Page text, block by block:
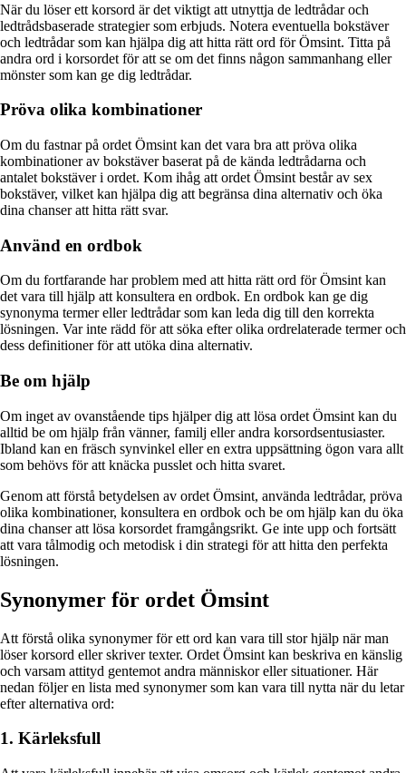
När du löser ett korsord är det viktigt att utnyttja de ledtrådar och
ledtrådsbaserade strategier som erbjuds. Notera eventuella bokstäver
och ledtrådar som kan hjälpa dig att hitta rätt ord för Ömsint. Titta på
andra ord i korsordet för att se om det finns någon sammanhang eller
mönster som kan ge dig ledtrådar.
Pröva olika kombinationer
Om du fastnar på ordet Ömsint kan det vara bra att pröva olika
kombinationer av bokstäver baserat på de kända ledtrådarna och
antalet bokstäver i ordet. Kom ihåg att ordet Ömsint består av sex
bokstäver, vilket kan hjälpa dig att begränsa dina alternativ och öka
dina chanser att hitta rätt svar.
Använd en ordbok
Om du fortfarande har problem med att hitta rätt ord för Ömsint kan
det vara till hjälp att konsultera en ordbok. En ordbok kan ge dig
synonyma termer eller ledtrådar som kan leda dig till den korrekta
lösningen. Var inte rädd för att söka efter olika ordrelaterade termer och
dess definitioner för att utöka dina alternativ.
Be om hjälp
Om inget av ovanstående tips hjälper dig att lösa ordet Ömsint kan du
alltid be om hjälp från vänner, familj eller andra korsordsentusiaster.
Ibland kan en fräsch synvinkel eller en extra uppsättning ögon vara allt
som behövs för att knäcka pusslet och hitta svaret.
Genom att förstå betydelsen av ordet Ömsint, använda ledtrådar, pröva
olika kombinationer, konsultera en ordbok och be om hjälp kan du öka
dina chanser att lösa korsordet framgångsrikt. Ge inte upp och fortsätt
att vara tålmodig och metodisk i din strategi för att hitta den perfekta
lösningen.
Synonymer för ordet Ömsint
Att förstå olika synonymer för ett ord kan vara till stor hjälp när man
löser korsord eller skriver texter. Ordet Ömsint kan beskriva en känslig
och varsam attityd gentemot andra människor eller situationer. Här
nedan följer en lista med synonymer som kan vara till nytta när du letar
efter alternativa ord:
1. Kärleksfull